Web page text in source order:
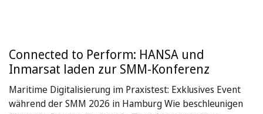
Connected to Perform: HANSA und
Inmarsat laden zur SMM-Konferenz
Maritime Digitalisierung im Praxistest: Exklusives Event
während der SMM 2026 in Hamburg Wie beschleunigen